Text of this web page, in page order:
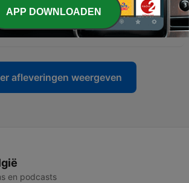
afleveringen weergeven
en podcasts
APP DOWNLOADEN